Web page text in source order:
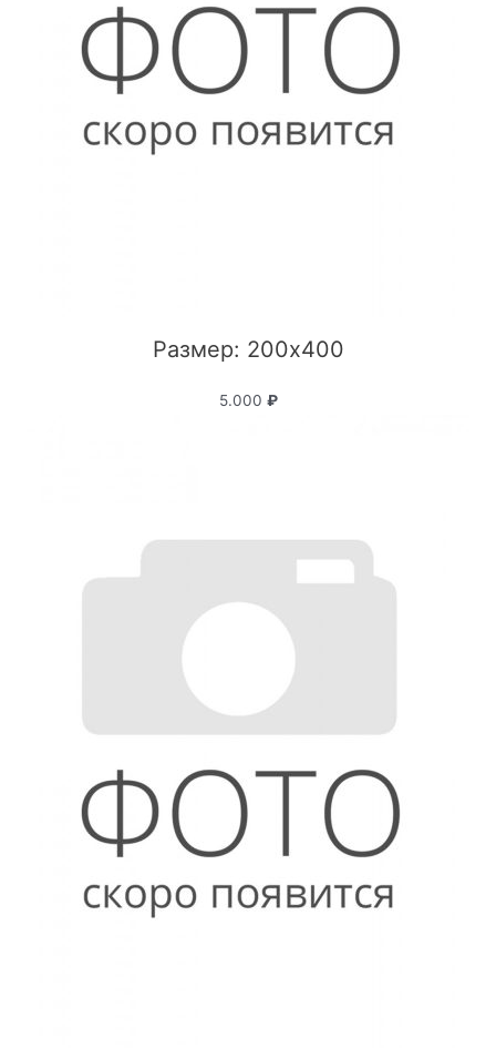
Размер: 200x400
5.000 ₽